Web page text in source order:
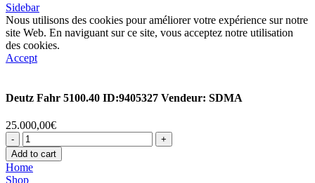
Sidebar
Nous utilisons des cookies pour améliorer votre expérience sur notre
site Web. En naviguant sur ce site, vous acceptez notre utilisation
des cookies.
Accept
Deutz Fahr 5100.40 ID:9405327 Vendeur: SDMA
25.000,00€
Deutz
Fahr
5100.40
ID:9405327
Add to cart
Home
Shop